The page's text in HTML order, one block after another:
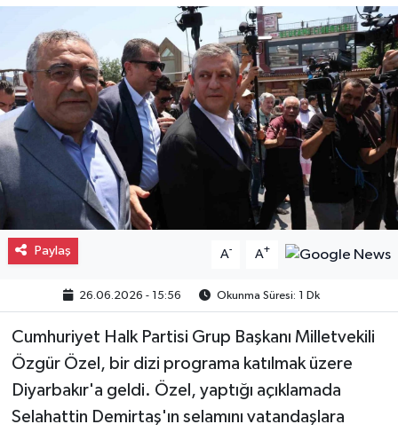
Paylaş A- A+
26.06.2026 - 15:56 Okunma Süresi: 1 Dk
Cumhuriyet Halk Partisi Grup Başkanı Milletvekili
Özgür Özel, bir dizi programa katılmak üzere
Diyarbakır'a geldi. Özel, yaptığı açıklamada
Selahattin Demirtaş'ın selamını vatandaşlara
Gayrimenkul
Spor
Eğitim